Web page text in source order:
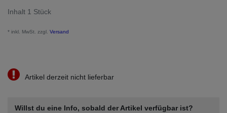
Inhalt 1 Stück
* inkl. MwSt. zzgl. Versand
Artikel derzeit nicht lieferbar
Willst du eine Info, sobald der Artikel verfügbar ist?